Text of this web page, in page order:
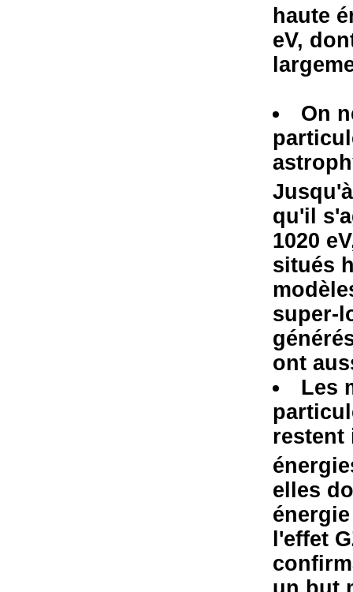
haute
eV,
On
qu'il
1020
situés
super-
ont
Les
restent
elles
l'effet